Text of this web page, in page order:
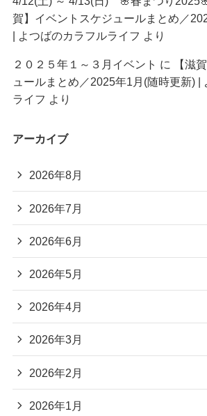
賀】イベントスケジュールまとめ／
| よつばのカラフルライフ より
２０２５年１～３月イベント に
【滋
ュールまとめ／2025年1月(随時更新) |
ライフ より
アーカイブ
2026年8月
2026年7月
2026年6月
2026年5月
2026年4月
2026年3月
2026年2月
2026年1月